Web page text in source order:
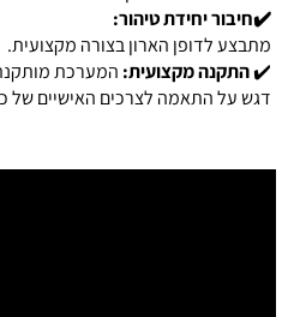
✔️חיבור יחידת טיהור:
מתבצע לדופן הארון בצורה מקצועית.
✔️התקנה מקצועית: המערכת
דגש על התאמה לצרכים האישיים של